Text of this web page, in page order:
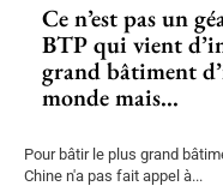
Ce n’est pas un
BTP qui vient
grand bâtiment
monde mais...
Pour bâtir le plus grand
Chine n'a pas fait appel à...